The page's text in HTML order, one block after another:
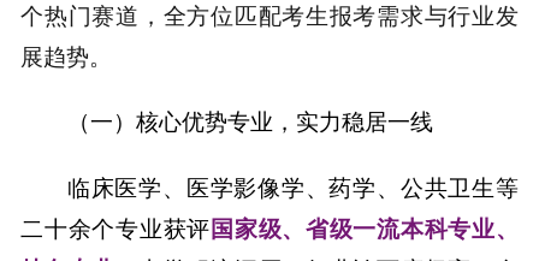
个热门赛道，全方位匹配考生报考需求与行业发
展趋势。
（一） 核心优势专业，实力稳居一线
临床医学、医学影像学、药学、公共卫生等
二十余个专业获评国家级、省级一流本科专业、